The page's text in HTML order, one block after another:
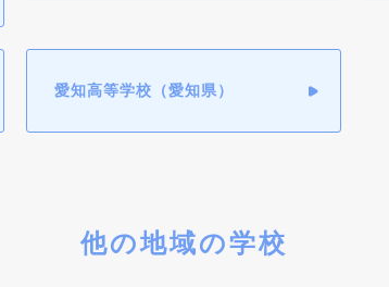
愛知高等学校（愛知県）
他の地域の学校